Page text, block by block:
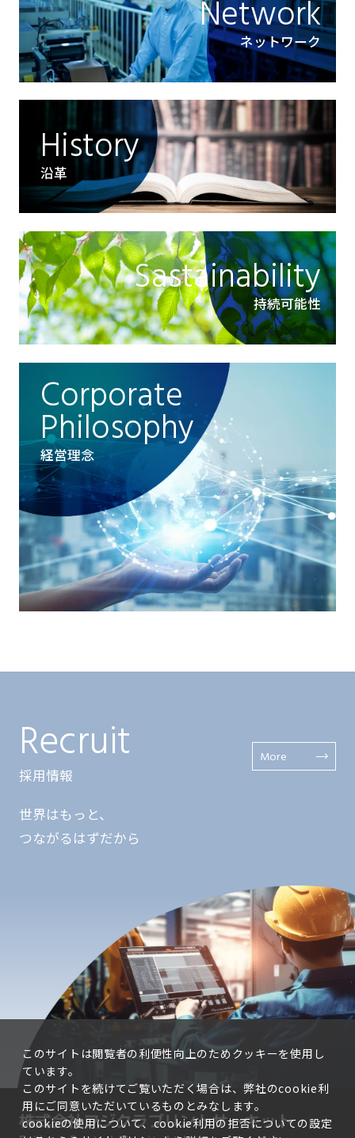
このサイトは閲覧者の利便性向上のためクッキーを使用し
ています。
このサイトを続けてご覧いただく場合は、弊社のcookie利
用にご同意いただいているものとみなします。
cookieの使用について、cookie利用の拒否についての設定
History
沿革
Network
ネットワーク
Corporate
Philosophy
経営理念
Sastainability
持続可能性
Recruit
採用情報
世界はもっと、
つながるはずだから
More